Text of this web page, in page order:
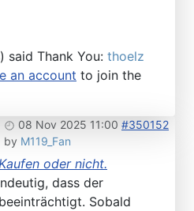
said Thank You: thoelz
an account to join the
08 Nov 2025 11:00 #350152
by M119_Fan
oder nicht.
dass der
Sobald